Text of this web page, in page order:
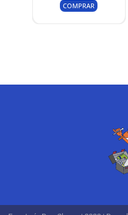
COMPRAR